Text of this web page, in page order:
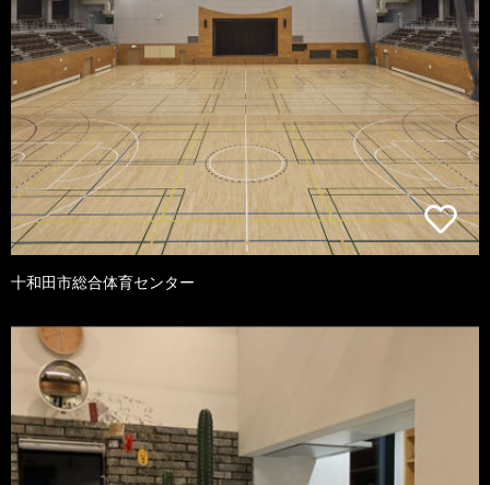
十和田市総合体育センター